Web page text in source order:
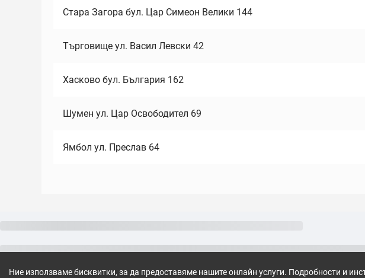
Стара Загора бул. Цар Симеон Велики 144
Търговище ул. Васил Левски 42
Хасково бул. България 162
Шумен ул. Цар Освободител 69
Ямбол ул. Преслав 64
Ние използваме бисквитки, за да предоставяме нашите онлайн услуги. Подробности и